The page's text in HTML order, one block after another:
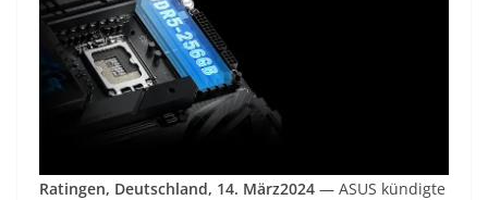
Ratingen, Deutschland, 14. März2024 — ASUS kündigte